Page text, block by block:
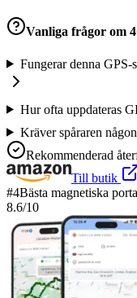
Vanliga frågor om
Fungerar denna
Hur ofta uppdateras
Kräver spåraren
Rekommenderad
Till butik
#4Bästa magnetiska
8.6/10